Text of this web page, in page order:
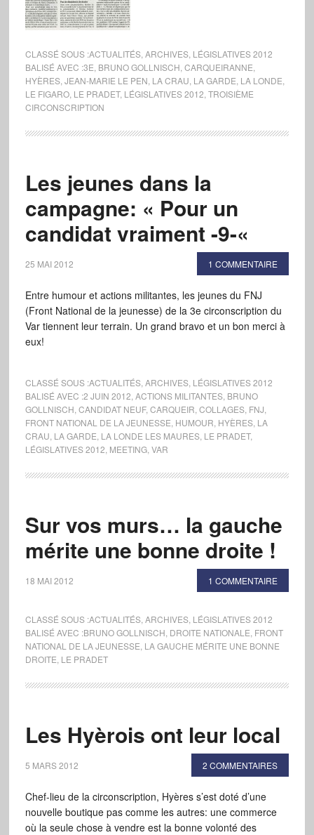
CLASSÉ SOUS :ACTUALITÉS, ARCHIVES, LÉGISLATIVES 2012
BALISÉ AVEC :3E BRUNO GOLLNISCH CARQUEIRANNE
HYÈRES, JEAN-MARIE LE PEN LA CRAU LA GARDE LA LONDE
LE FIGARO, LE PRADET, LÉGISLATIVES 2012 TROISIÈME
CIRCONSCRIPTION
Les jeunes dans la
campagne: « Pour un
candidat vraiment -9-«
25 MAI 2012 1 COMMENTAIRE
Entre humour et actions militantes, les jeunes du FNJ
(Front National de la jeunesse) de la 3e circonscription du
Var tiennent leur terrain. Un grand bravo et un bon merci à
eux!
CLASSÉ SOUS :ACTUALITÉS, ARCHIVES, LÉGISLATIVES 2012
BALISÉ AVEC :2 JUIN 2012 ACTIONS MILITANTES, BRUNO
GOLLNISCH CANDIDAT NEUF, CARQUEIR COLLAGES, FNJ
FRONT NATIONAL DE LA JEUNESSE HUMOUR HYÈRES, LA
CRAU LA GARDE LA LONDE LES MAURES, LE PRADET,
LÉGISLATIVES 2012 MEETING, VAR
Sur vos murs… la gauche
mérite une bonne droite !
18 MAI 2012 1 COMMENTAIRE
CLASSÉ SOUS :ACTUALITÉS, ARCHIVES, LÉGISLATIVES 2012
BALISÉ AVEC :BRUNO GOLLNISCH DROITE NATIONALE FRONT
NATIONAL DE LA JEUNESSE LA GAUCHE MÉRITE UNE BONNE
DROITE LE PRADET
Les Hyèrois ont leur local
5 MARS 2012 2 COMMENTAIRES
Chef-lieu de la circonscription, Hyères s’est doté d’une
nouvelle boutique pas comme les autres: une commerce
où la seule chose à vendre est la bonne volonté des